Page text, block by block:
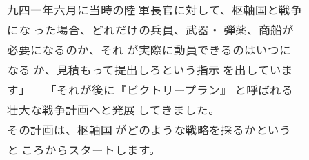
九四一年六月に当時の陸 軍長官に対して、枢軸国と戦争
にな った場合、どれだけの兵員、武器・ 弾薬、商船が
必要になるのか、それ が実際に動員できるのはいつに
なる か、見積もって提出しろという指示 を出していま
す」 「それが後に『ビクトリープラン』 と呼ばれる
壮大な戦争計画へと発展 してきました。
その計画は、枢軸国 がどのような戦略を採るかという
と ころからスタートします。